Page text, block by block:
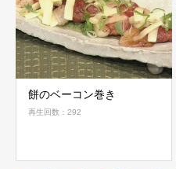
餅のベーコン巻き
再生回数：292